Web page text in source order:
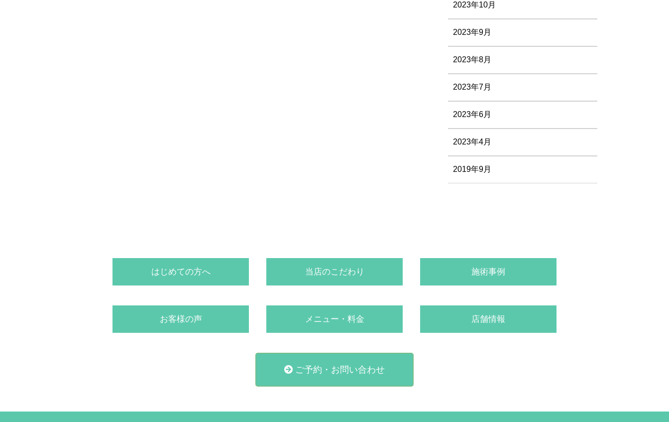
2023年10月
2023年9月
2023年8月
2023年7月
2023年6月
2023年4月
2019年9月
はじめての方へ 当店のこだわり 施術事例
お客様の声 メニュー・料金 店舗情報
ご予約・お問い合わせ